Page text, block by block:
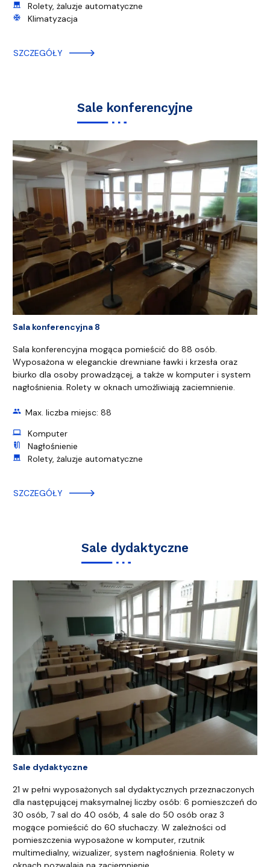
roller_shades Rolety, żaluzje automatyczne
ac_unit Klimatyzacja
SZCZEGÓŁY
Sale konferencyjne
Sala konferencyjna 8
Sala konferencyjna mogąca pomieścić do 88 osób.
Wyposażona w eleganckie drewniane ławki i krzesła oraz
biurko dla osoby prowadzącej, a także w komputer i system
nagłośnienia. Rolety w oknach umożliwiają zaciemnienie.
group Max. liczba miejsc: 88
computer Komputer
mic_external_on Nagłośnienie
roller_shades Rolety, żaluzje automatyczne
SZCZEGÓŁY
Sale dydaktyczne
Sale dydaktyczne
21 w pełni wyposażonych sal dydaktycznych przeznaczonych
dla następującej maksymalnej liczby osób: 6 pomieszczeń do
30 osób, 7 sal do 40 osób, 4 sale do 50 osób oraz 3
mogące pomieścić do 60 słuchaczy. W zależności od
pomieszczenia wyposażone w komputer, rzutnik
multimedialny, wizualizer, system nagłośnienia. Rolety w